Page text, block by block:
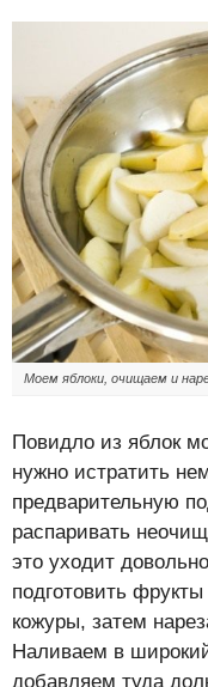
Моем яблоки, очищаем и
Повидло из яблок
нужно истратить
предварительную
распаривать
это уходит
подготовить
кожуры, затем
Наливаем в
добавляем туда